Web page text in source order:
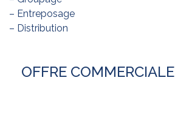
– Entreposage
– Distribution
OFFRE COMMERCIALE